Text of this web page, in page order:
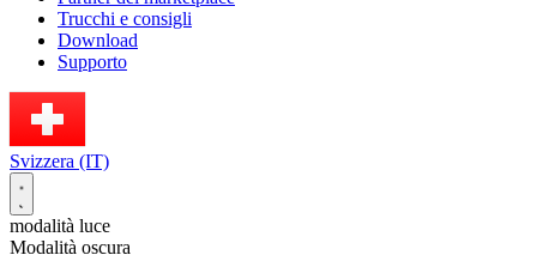
Trucchi e consigli
Download
Supporto
Svizzera (IT)
modalità luce
Modalità oscura